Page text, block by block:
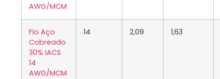
AWG/MCM
Fio Aço
Cobreado
30% IACS
14
AWG/MCM
14 2,09 1,63